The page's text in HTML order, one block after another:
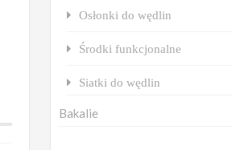
Osłonki do wędlin
Środki funkcjonalne
Siatki do wędlin
Bakalie